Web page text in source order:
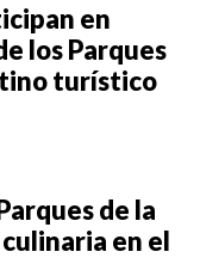
en
los Parques
turístico
de la
en el